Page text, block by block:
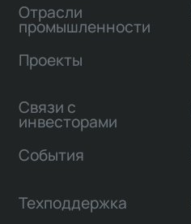
Отрасли
промышленности
Проекты
Связи с
инвесторами
События
Техподдержка